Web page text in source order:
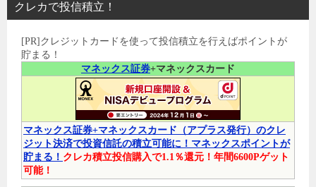
クレカで投信積立！
[PR]クレジットカードを使って投信積立を行えばポイントが
貯まる！
マネックス証券+マネックスカード
マネックス証券+マネックスカード（アプラス発行）のクレ
ジット決済で投資信託の積立可能に！マネックスポイントが
貯まる！ クレカ積立投信購入で1.1％還元！年間6600Pゲット
可能！